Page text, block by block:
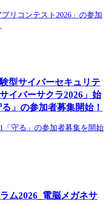
リコンテスト2026」の参加
型サイバーセキュリテ
イバーサクラ2026」始
」の参加者募集開始！
「守る」の参加者募集を開始
ム2026_電脳メガネサ